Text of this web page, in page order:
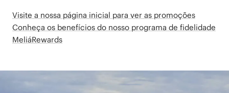
Visite a nossa página inicial para ver as promoções
Conheça os benefícios do nosso programa de fidelidade
MeliáRewards